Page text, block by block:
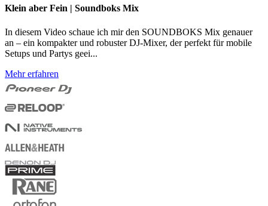
Klein aber Fein | Soundboks Mix
In diesem Video schaue ich mir den SOUNDBOKS Mix genauer
an – ein kompakter und robuster DJ-Mixer, der perfekt für mobile
Setups und Partys geei...
Mehr erfahren